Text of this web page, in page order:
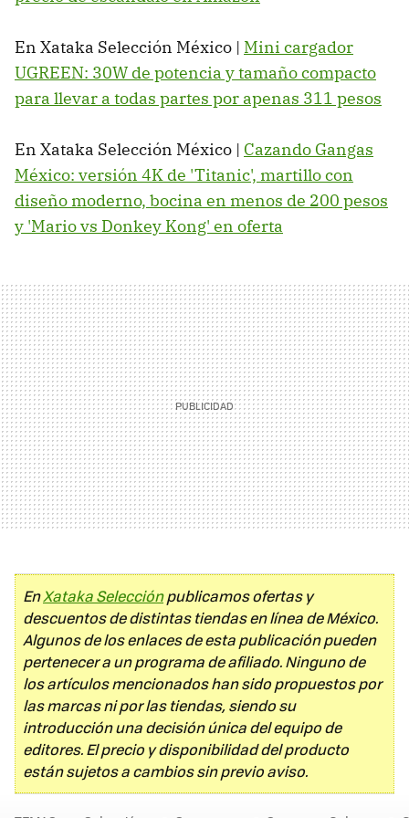
En Xataka Selección México | Mini cargador
UGREEN: 30W de potencia y tamaño compacto
para llevar a todas partes por apenas 311 pesos
En Xataka Selección México | Cazando Gangas
México: versión 4K de 'Titanic', martillo con
diseño moderno, bocina en menos de 200 pesos
y 'Mario vs Donkey Kong' en oferta
EnXataka Selecciónpublicamos ofertas y
descuentos de distintas tiendas en línea de México.
Algunos de los enlaces de esta publicación pueden
pertenecer a un programa de afiliado. Ninguno de
los artículos mencionados han sido propuestos por
las marcas ni por las tiendas, siendo su
introducción una decisión única del equipo de
editores. El precio y disponibilidad del producto
están sujetos a cambios sin previo aviso.